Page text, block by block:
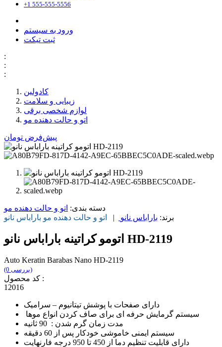
+1 555-555-5556
ورود به سیستم
ثبت تیکت
:
:
:
کادولین
زیبایی و سلامت
لوازم شخصی برقی
اتو و حالت دهنده مو
پیش‌فرض تومان
دسته بندی: اتو و حالت دهنده مو
برند: باراباس نانو | اتو و حالت دهنده مو باراباس نانو
اتومو کراتینه باراباس نانو HD-2119
Auto Keratin Barabas Nano HD-2119
(0 بررسی)
کد محصول :
12016
دارای صفحات با پوشش تیتانیوم – سرامیک
سیستم گرمایش حرفه ای برای صاف کردن انواع موها
دارای قابلیت تنظیم دما از 450 تا 950 درجه فارنهایت